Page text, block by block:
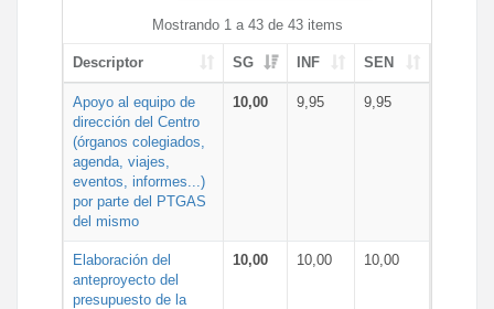
Mostrando 1 a 43 de 43 items
Descriptor SG INF SEN
Apoyo al equipo de
dirección del Centro
(órganos colegiados,
agenda, viajes,
eventos, informes...)
por parte del PTGAS
del mismo
10,00 9,95 9,95
Elaboración del
anteproyecto del
presupuesto de la
10,00 10,00 10,00